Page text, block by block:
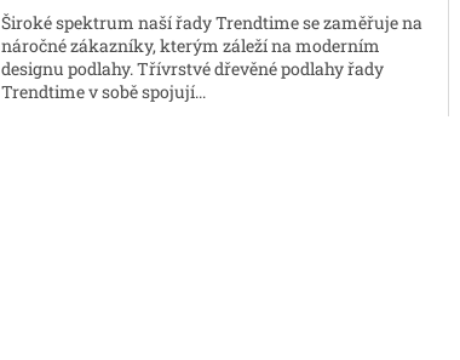
Široké spektrum naší řady Trendtime se zaměřuje na
náročné zákazníky, kterým záleží na moderním
designu podlahy. Třívrstvé dřevěné podlahy řady
Trendtime v sobě spojují...